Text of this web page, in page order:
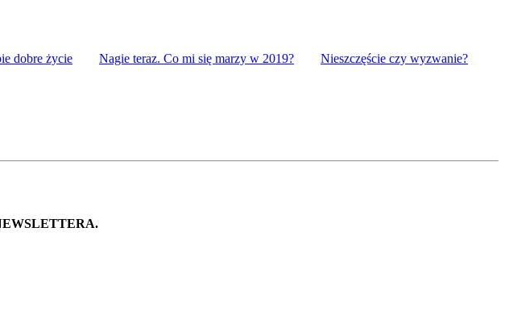
dobre życie Nagie teraz. Co mi się marzy w 2019? Nieszczęście czy wyzwanie?